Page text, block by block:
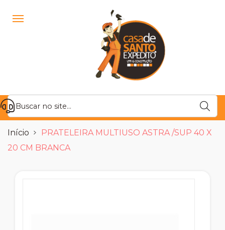
Início
PRATELEIRA MULTIUSO ASTRA /SUP 40 X
20 CM BRANCA